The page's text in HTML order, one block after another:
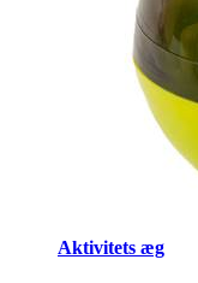
Aktivitets æg